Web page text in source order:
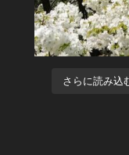
さらに読み込